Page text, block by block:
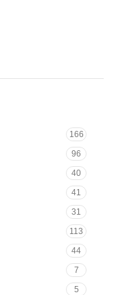
166
96
40
41
31
113
44
7
5